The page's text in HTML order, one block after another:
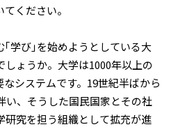
ください。
学び｣を始めようとしている大
ょうか。大学は1000年以上の
システムです。19世紀半ばから
い、そうした国民国家とその社
研究を担う組織として拡充が進